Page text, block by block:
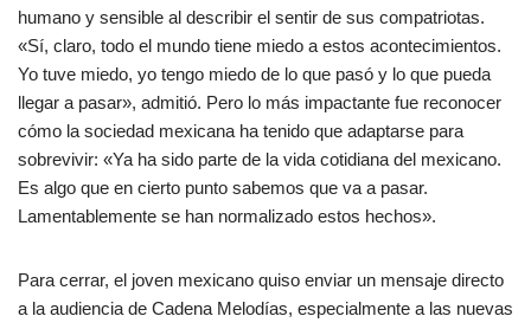
humano y sensible al describir el sentir de sus compatriotas.
«Sí, claro, todo el mundo tiene miedo a estos acontecimientos.
Yo tuve miedo, yo tengo miedo de lo que pasó y lo que pueda
llegar a pasar», admitió. Pero lo más impactante fue reconocer
cómo la sociedad mexicana ha tenido que adaptarse para
sobrevivir: «Ya ha sido parte de la vida cotidiana del mexicano.
Es algo que en cierto punto sabemos que va a pasar.
Lamentablemente se han normalizado estos hechos».
Para cerrar, el joven mexicano quiso enviar un mensaje directo
a la audiencia de Cadena Melodías, especialmente a las nuevas